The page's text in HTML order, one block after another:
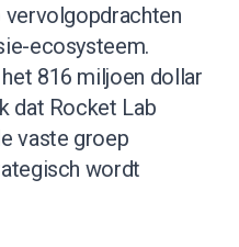
ecosysteem.
816 miljoen dollar
dat Rocket Lab
vaste groep
wordt